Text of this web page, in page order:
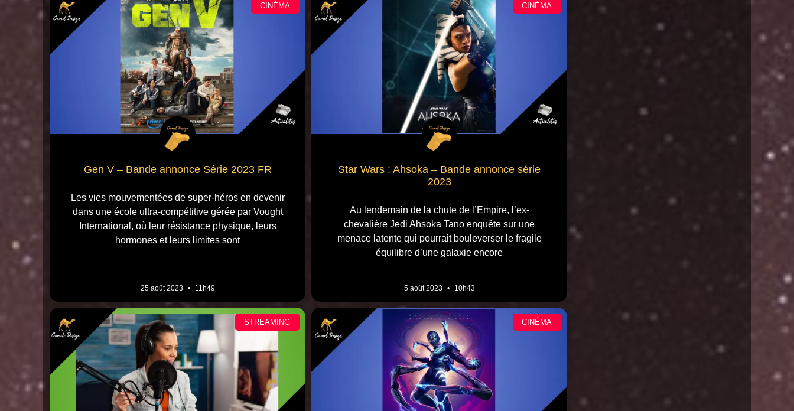
CINÉMA
Gen V – Bande annonce Série 2023 FR
Les vies mouvementées de super-héros en devenir
dans une école ultra-compétitive gérée par Vought
International, où leur résistance physique, leurs
hormones et leurs limites sont
25 août 2023 11h49
CINÉMA
Star Wars : Ahsoka – Bande annonce série
2023
Au lendemain de la chute de l’Empire, l’ex-
chevalière Jedi Ahsoka Tano enquête sur une
menace latente qui pourrait bouleverser le fragile
équilibre d’une galaxie encore
5 août 2023 10h43
STREAMING CINÉMA